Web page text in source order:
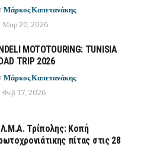
Μάρκος Καπετανάκης
Μαρ 20, 2026
MOTOTOURING: TUNISIA
TRIP 2026
Μάρκος Καπετανάκης
Φεβ 17, 2026
Τρίπολης: Κοπή
πίτας στις 28